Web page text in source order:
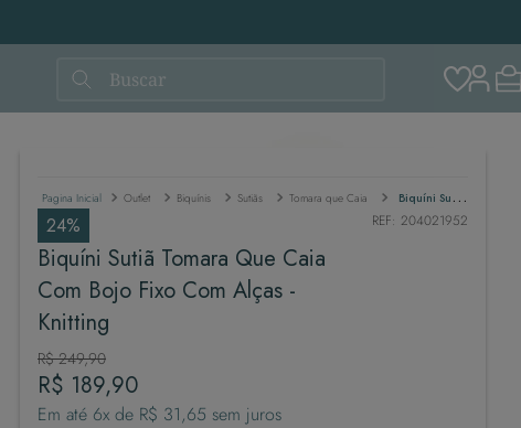
Buscar
Outlet Biquínis Sutiãs Tomara que Caia Biquíni Sutiã Tomara Que Caia Com Bojo Fixo Com Alças - Knitting
24%
Biquíni Sutiã Tomara Que Caia
Com Bojo Fixo Com Alças -
Knitting
R$ 249,90
R$ 189,90
Em até 6x de R$ 31,65 sem juros
REF: 204021952